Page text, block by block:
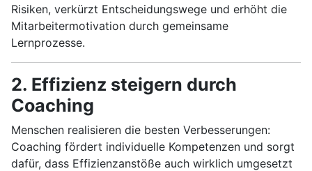
Risiken, verkürzt Entscheidungswege und erhöht die
Mitarbeitermotivation durch gemeinsame
Lernprozesse.
2. Effizienz steigern durch
Coaching
Menschen realisieren die besten Verbesserungen:
Coaching fördert individuelle Kompetenzen und sorgt
dafür, dass Effizienzanstöße auch wirklich umgesetzt